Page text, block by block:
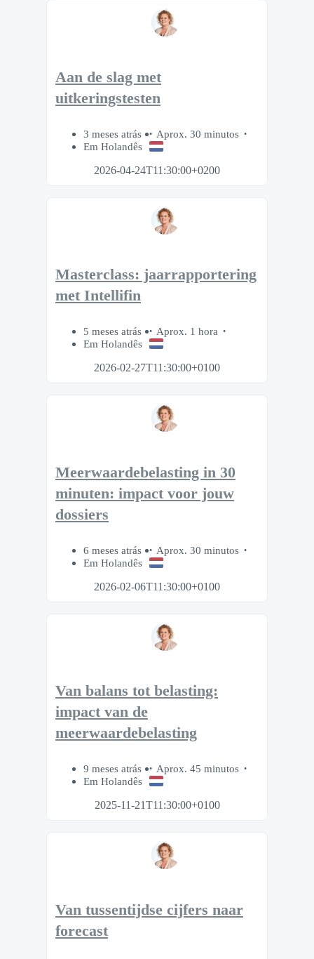
Aan de slag met
uitkeringstesten
3 meses atrás
Aprox. 30 minutos
Em Holandês
2026-04-24T11:30:00+0200
Masterclass: jaarrapportering
met Intellifin
5 meses atrás
Aprox. 1 hora
Em Holandês
2026-02-27T11:30:00+0100
Meerwaardebelasting in 30
minuten: impact voor jouw
dossiers
6 meses atrás
Aprox. 30 minutos
Em Holandês
2026-02-06T11:30:00+0100
Van balans tot belasting:
impact van de
meerwaardebelasting
9 meses atrás
Aprox. 45 minutos
Em Holandês
2025-11-21T11:30:00+0100
Van tussentijdse cijfers naar
forecast